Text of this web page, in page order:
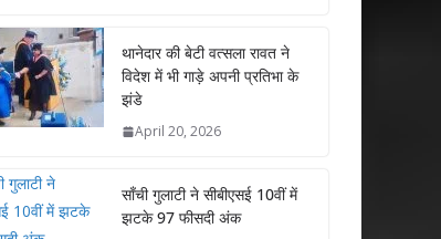
at
s
A
p
p
e
b
o
o
er e
dI
n
l e
थानेदार की बेटी वत्सला रावत ने
विदेश में भी गाड़े अपनी प्रतिभा के
झंडे
April 20, 2026
साँची गुलाटी ने सीबीएसई 10वीं में
झटके 97 फीसदी अंक